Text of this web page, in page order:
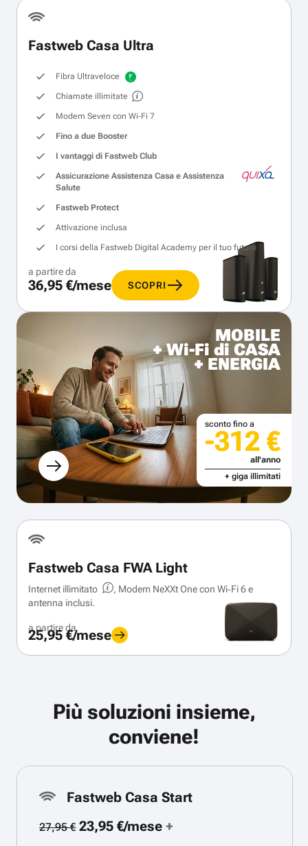
Fastweb Casa Ultra
Fibra Ultraveloce
Chiamate illimitate
Modem Seven con Wi‑Fi 7
Fino a due Booster
I vantaggi di Fastweb Club
Assicurazione Assistenza Casa e Assistenza
Salute
Fastweb Protect
Attivazione inclusa
I corsi della Fastweb Digital Academy per il tuo futuro
a partire da
36,95 €/mese SCOPRI
MOBILE
+ Wi-Fi di CASA
+ ENERGIA
sconto fino a
-312 €
all'anno
+ giga illimitati
Fastweb Casa FWA Light
Internet illimitato
, Modem NeXXt One con Wi‑Fi 6 e
antenna inclusi.
a partire da
25,95 €/mese
Più soluzioni insieme,
conviene!
Fastweb Casa Start
27,95 €23,95 €/mese+